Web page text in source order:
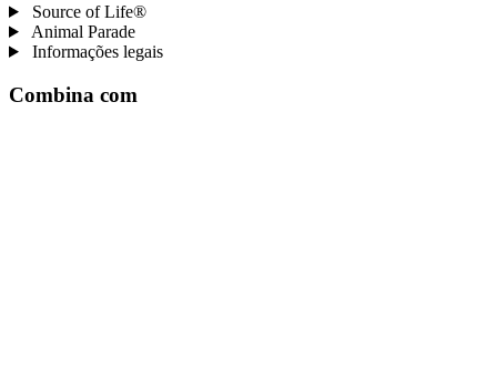
Source of Life®
Animal Parade
Informações legais
Combina com